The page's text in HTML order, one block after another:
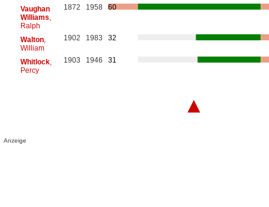
Vaughan
Williams
Ralph
1872 1958 60
Walton,
William
1902 1983 32
Whitlock,
Percy
1903 1946 31
▲
Anzeige